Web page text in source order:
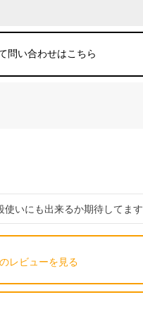
問い合わせはこちら
いにも出来るか期待してます
レビューを見る